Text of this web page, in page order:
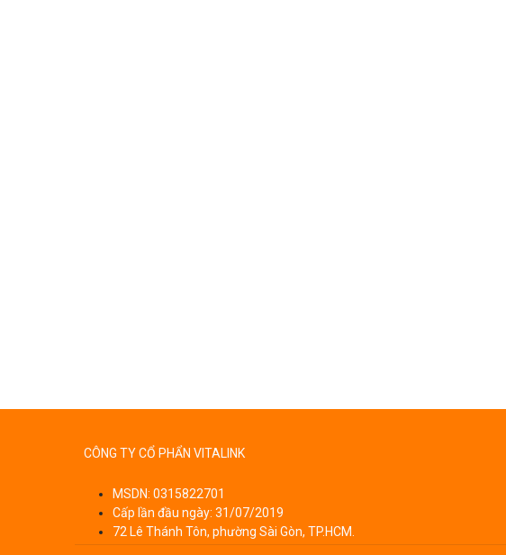
CÔNG TY CỔ PHẨN VITALINK
MSDN: 0315822701
Cấp lần đầu ngày: 31/07/2019
72 Lê Thánh Tôn, phường Sài Gòn, TP.HCM.